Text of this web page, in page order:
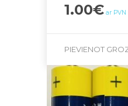
1.00€ ar PVN
PIEVIENOT